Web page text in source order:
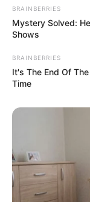
BRAINBERRIES
Mystery Solved:
Shows
BRAINBERRIES
It's The End Of
Time